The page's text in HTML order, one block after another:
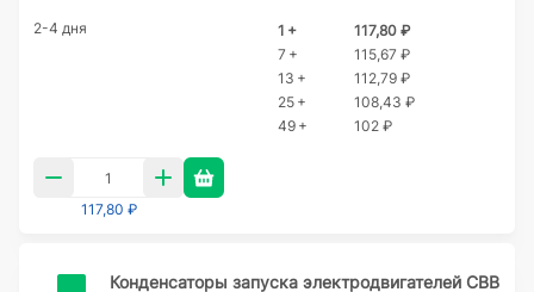
2-4 дня 1 +
117,80 ₽
7 +
115,67 ₽
13 +
112,79 ₽
25 +
108,43 ₽
49 +
102 ₽
117,80 ₽
Конденсаторы запуска электродвигателей CBB